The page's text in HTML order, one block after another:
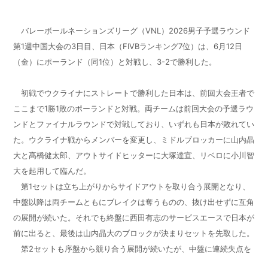
バレーボールネーションズリーグ（VNL）2026男子予選ラウンド
第1週中国大会の3日目、日本（FIVBランキング7位）は、6月12日
（金）にポーランド（同1位）と対戦し、3-2で勝利した。
初戦でウクライナにストレートで勝利した日本は、前回大会王者で
ここまで1勝1敗のポーランドと対戦。両チームは前回大会の予選ラウ
ンドとファイナルラウンドで対戦しており、いずれも日本が敗れてい
た。ウクライナ戦からメンバーを変更し、ミドルブロッカーに山内晶
大と髙橋健太郎、アウトサイドヒッターに大塚達宣、リベロに小川智
大を起用して臨んだ。
第1セットは立ち上がりからサイドアウトを取り合う展開となり、
中盤以降は両チームともにブレイクは奪うものの、抜け出せずに互角
の展開が続いた。それでも終盤に西田有志のサービスエースで日本が
前に出ると、最後は山内晶大のブロックが決まりセットを先取した。
第2セットも序盤から競り合う展開が続いたが、中盤に連続失点を